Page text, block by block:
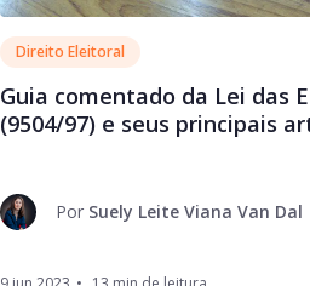
Direito Eleitoral
Guia comentado da Lei das
(9504/97) e seus principais
Por Suely Leite Viana Van Dal